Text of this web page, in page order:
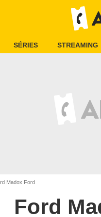
SÉRIES STREAMING
Madox Ford
Ford